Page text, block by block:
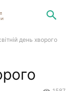
день хворого